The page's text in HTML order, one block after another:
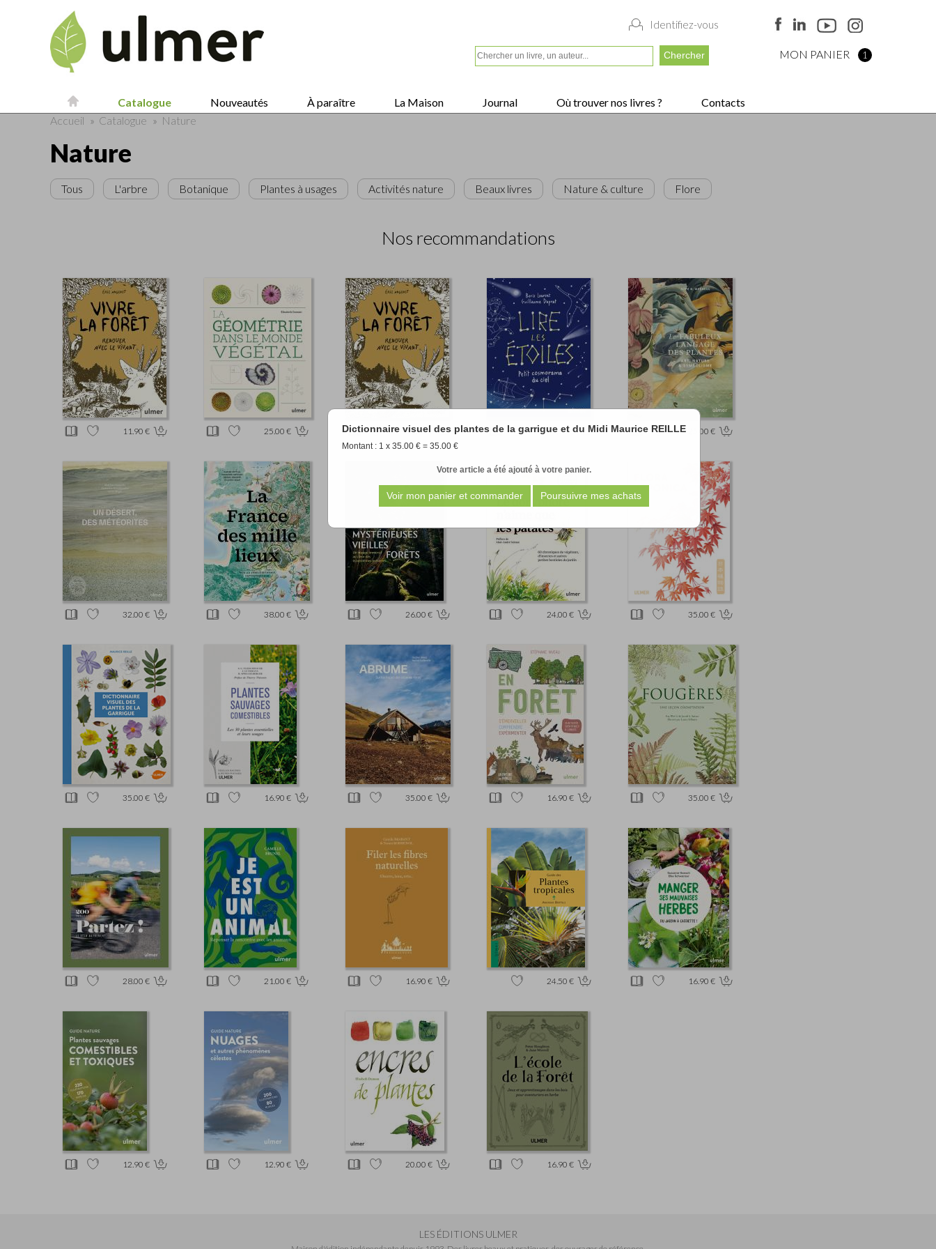
Dictionnaire visuel des plantes de la garrigue et du Midi Maurice REILLE
Montant : 1 x 35.00 € = 35.00 €
Votre article a été ajouté à votre panier.
Identifiez-vous
MON PANIER 1
Catalogue Nouveautés À paraître La Maison Journal Où trouver nos livres ?
Contacts
Accueil » Catalogue » Nature
Nature
Tous L'arbre Botanique Plantes à usages Activités nature Beaux livres Nature & culture Flore
Nos recommandations
11.90 € 25.00 € 11.90 € 11.90 € 25.00 €
32.00 € 38.00 € 26.00 € 24.00 € 35.00 €
35.00 € 16.90 € 35.00 € 16.90 € 35.00 €
28.00 € 21.00 € 16.90 € 24.50 € 16.90 €
12.90 € 12.90 € 20.00 € 16.90 €
LES ÉDITIONS ULMER